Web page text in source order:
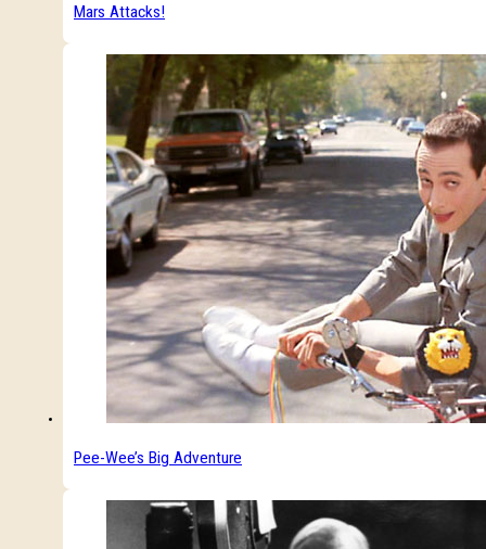
Mars Attacks!
Pee-Wee’s Big Adventure